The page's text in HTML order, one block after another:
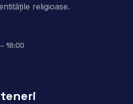
religioase.
18:00